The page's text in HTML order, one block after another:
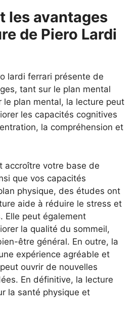
les avantages
de Piero Lardi
lardi ferrari présente de
tant sur le plan mental
le plan mental, la lecture peut
les capacités cognitives
la compréhension et
accroître votre base de
que vos capacités
physique, des études ont
aide à réduire le stress et
Elle peut également
la qualité du sommeil,
être général. En outre, la
expérience agréable et
ouvrir de nouvelles
En définitive, la lecture
la santé physique et